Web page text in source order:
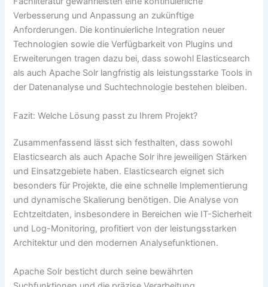
Verbesserung und Anpassung an zukünftige
Anforderungen. Die kontinuierliche Integration neuer
Technologien sowie die Verfügbarkeit von Plugins und
Erweiterungen tragen dazu bei, dass sowohl Elasticsearch
als auch Apache Solr langfristig als leistungsstarke Tools in
der Datenanalyse und Suchtechnologie bestehen bleiben.
Fazit: Welche Lösung passt zu Ihrem Projekt?
Zusammenfassend lässt sich festhalten, dass sowohl
Elasticsearch als auch Apache Solr ihre jeweiligen Stärken
und Einsatzgebiete haben. Elasticsearch eignet sich
besonders für Projekte, die eine schnelle Implementierung
und dynamische Skalierung benötigen. Die Analyse von
Echtzeitdaten, insbesondere in Bereichen wie IT-Sicherheit
und Log-Monitoring, profitiert von der leistungsstarken
Architektur und den modernen Analysefunktionen.
Apache Solr besticht durch seine bewährten